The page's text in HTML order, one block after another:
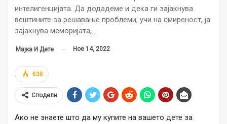
интелигенцијата. Да додадеме и дека ги зајакнува
вештините за решавање проблеми, учи на смиреност, ја
зајакнува меморијата,…
Мајка И Дете Ное 14, 2022
638
Сподели
Ако не знаете што да му купите на вашето дете за